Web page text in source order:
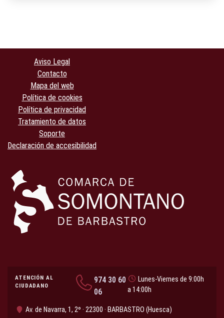
Aviso Legal
Contacto
Mapa del web
Política de cookies
Política de privacidad
Tratamiento de datos
Soporte
Declaración de accesibilidad
ATENCIÓN AL
CIUDADANO
974 30 60
06
Lunes-Viernes de 9:00h
a 14:00h
Av. de Navarra, 1, 2º · 22300 · BARBASTRO (Huesca)